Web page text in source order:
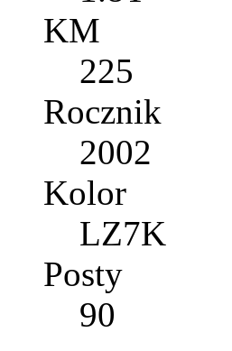
KM
225
Rocznik
2002
Kolor
LZ7K
Posty
90